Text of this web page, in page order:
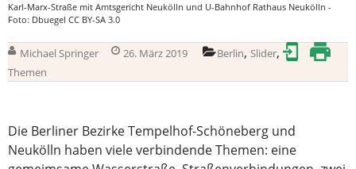
Karl-Marx-Straße mit Amtsgericht Neukölln und U-Bahnhof Rathaus Neukölln -
Foto: Dbuegel CC BY-SA 3.0
Michael Springer 26. März 2019 Berlin, Slider,
Themen
Die Berliner Bezirke Tempelhof-Schöneberg und
Neukölln haben viele verbindende Themen: eine